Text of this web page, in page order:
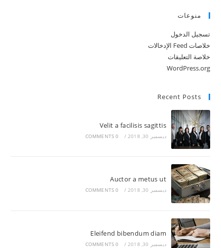
منوعات
تسجيل الدخول
خلاصات Feed الإدخالات
خلاصة التعليقات
WordPress.org
Recent Posts
Velit a facilisis sagittis
ديسمبر 30, 2018 /
0 COMMENTS
Auctor a metus ut
ديسمبر 30, 2018 /
0 COMMENTS
Eleifend bibendum diam
ديسمبر 30, 2018 /
0 COMMENTS